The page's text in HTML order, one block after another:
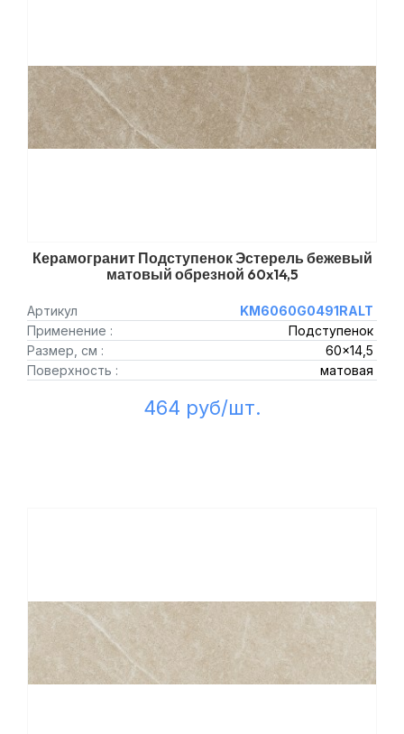
Керамогранит Подступенок Эстерель бежевый
матовый обрезной 60x14,5
Артикул
KM6060G0491RALT
Применение :
Подступенок
Размер, см :
60x14,5
Поверхность :
матовая
464 руб/шт.